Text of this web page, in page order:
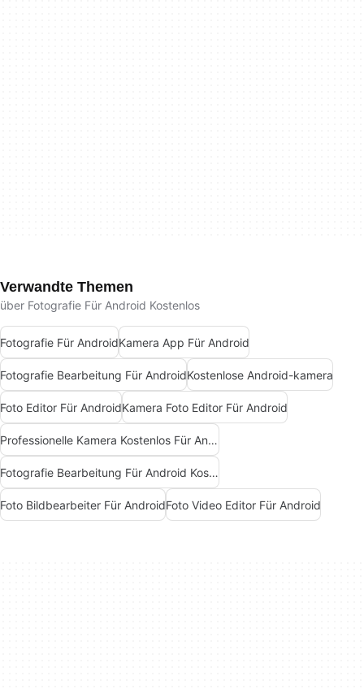
Verwandte Themen
über Fotografie Für Android Kostenlos
Fotografie Für AndroidKamera App Für Android
Fotografie Bearbeitung Für AndroidKostenlose Android-kamera
Foto Editor Für AndroidKamera Foto Editor Für Android
Professionelle Kamera Kostenlos Für Android
Fotografie Bearbeitung Für Android Kostenlos
Foto Bildbearbeiter Für AndroidFoto Video Editor Für Android